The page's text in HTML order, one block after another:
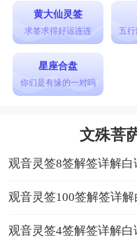
不安，或者你在某方面
的，而且会有出乎意料
◇问适合的行业？
喜欢的行业都值得一试。
考试竞赛
升迁竞选
◇问学业前途？
◇问竞赛前途？
营，将有惊呼的好结果
竞争激烈，看来难上，
黄大仙灵签
求签求得好运连连 五
星座合盘
你们是有缘的一对吗
文殊菩
观音灵签8签解签详解
观音灵签100签解签详
全解
观音灵签4签解签详解